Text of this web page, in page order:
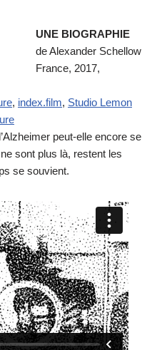
UNE BIOGRAPHIE
de Alexander Schellow
France, 2017,
, index.film, Studio Lemon
peut-elle encore se
sont plus là, restent les
se souvient.